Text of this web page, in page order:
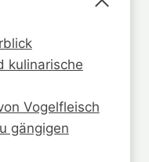
kulinarische
Vogelfleisch
gängigen